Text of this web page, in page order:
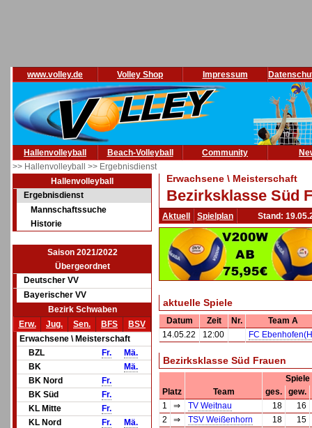
www.volley.de Volley Shop Impressum
Hallenvolleyball Beach-Volleyball Community
>> Hallenvolleyball >> Ergebnisdienst
Hallenvolleyball
Ergebnisdienst
Mannschaftssuche
Historie
Saison 2021/2022
Übergeordnet
Deutscher VV
Bayerischer VV
Bezirk Schwaben
Erw.
Jug. Sen. BFS
BSV
Erwachsene \ Meisterschaft
BZL
Fr.
Mä.
BK
Mä.
BK Nord
Fr.
BK Süd
Fr.
KL Mitte
Fr.
KL Nord
Fr.
Mä.
Erwachsene \ Meisterschaft
Bezirksklasse Süd
Aktuell Spielplan Stand:
aktuelle Spiele
Datum Zeit Nr.
Team A
14.05.22
12:00 FC
Bezirksklasse Süd Frauen
Spiele
Platz
Team ges.
gew.
1
⇒ TV Weitnau 18
16
2
⇒ TSV Weißenhorn 18
15